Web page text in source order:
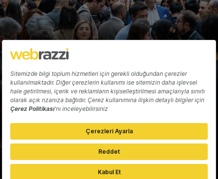
Hakkında Yazarlar
Katkıda Bulun Reklam